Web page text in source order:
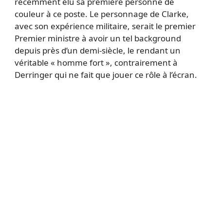
couleur à ce poste. Le personnage de Clarke,
avec son expérience militaire, serait le premier
Premier ministre à avoir un tel background
depuis près d’un demi-siècle, le rendant un
véritable « homme fort », contrairement à
Derringer qui ne fait que jouer ce rôle à l’écran.